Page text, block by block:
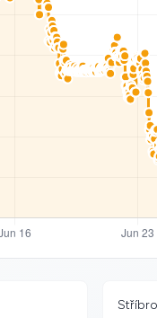
Stříbro